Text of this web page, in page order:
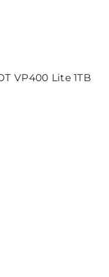
VP400 Lite 1TB